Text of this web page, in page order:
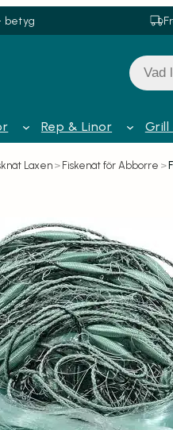
betyg
Rep & Linor Grill
Laxen > Fiskenät för Abborre >